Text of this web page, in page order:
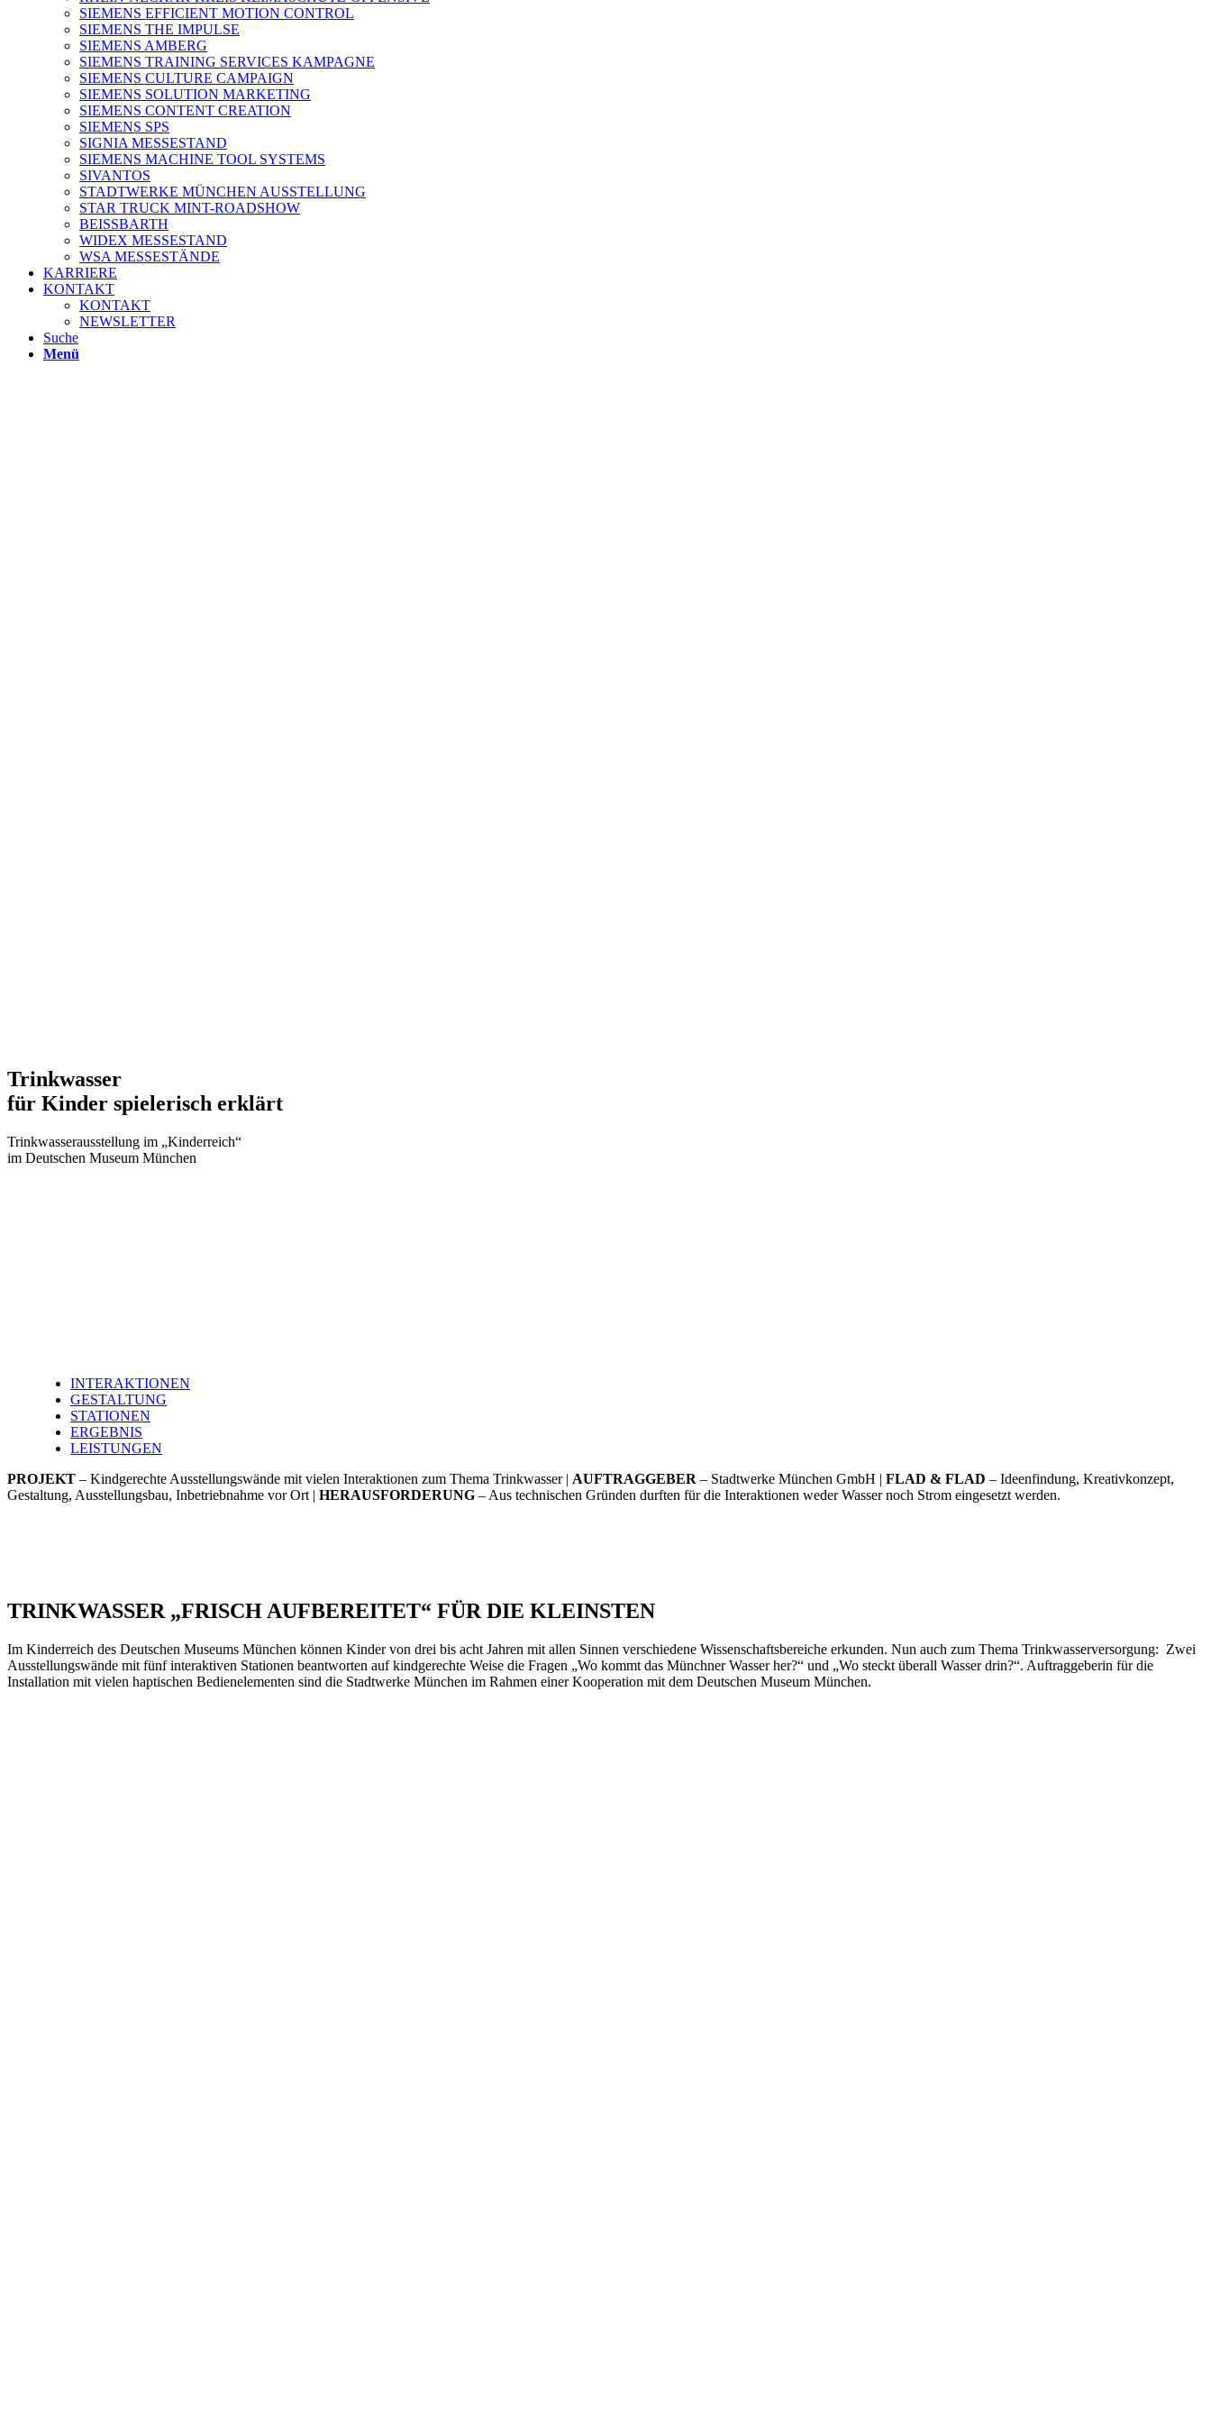
SIEMENS EFFICIENT MOTION CONTROL
SIEMENS THE IMPULSE
SIEMENS AMBERG
SIEMENS TRAINING SERVICES KAMPAGNE
SIEMENS CULTURE CAMPAIGN
SIEMENS SOLUTION MARKETING
SIEMENS CONTENT CREATION
SIEMENS SPS
SIGNIA MESSESTAND
SIEMENS MACHINE TOOL SYSTEMS
SIVANTOS
STADTWERKE MÜNCHEN AUSSTELLUNG
STAR TRUCK MINT-ROADSHOW
BEISSBARTH
WIDEX MESSESTAND
WSA MESSESTÄNDE
KARRIERE
KONTAKT
KONTAKT
NEWSLETTER
Suche
Menü
Trinkwasser
für Kinder spielerisch erklärt
Trinkwasserausstellung im „Kinderreich“
im Deutschen Museum München
INTERAKTIONEN
GESTALTUNG
STATIONEN
ERGEBNIS
LEISTUNGEN
PROJEKT – Kindgerechte Ausstellungswände mit vielen Interaktionen zum Thema Trinkwasser | AUFTRAGGEBER – Stadtwerke München GmbH | FLAD & FLAD – Ideenfindung, Kreativkonzept,
Gestaltung, Ausstellungsbau, Inbetriebnahme vor Ort | HERAUSFORDERUNG – Aus technischen Gründen durften für die Interaktionen weder Wasser noch Strom eingesetzt werden.
TRINKWASSER „FRISCH AUFBEREITET“ FÜR DIE KLEINSTEN
Im Kinderreich des Deutschen Museums München können Kinder von drei bis acht Jahren mit allen Sinnen verschiedene Wissenschaftsbereiche erkunden. Nun auch zum Thema Trinkwasserversorgung: Zwei
Ausstellungswände mit fünf interaktiven Stationen beantworten auf kindgerechte Weise die Fragen „Wo kommt das Münchner Wasser her?“ und „Wo steckt überall Wasser drin?“. Auftraggeberin für die
Installation mit vielen haptischen Bedienelementen sind die Stadtwerke München im Rahmen einer Kooperation mit dem Deutschen Museum München.